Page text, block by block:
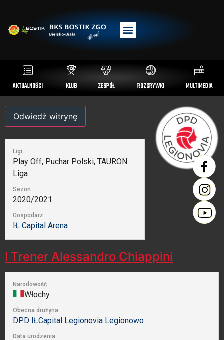
AKTUALNOŚCI KLUB ZESPÓŁ ROZGRYWKI MULTIMEDIA
Ligi
Play Off, Puchar Polski, TAURON
Liga
Sezon
2020/2021
Gospodarz
IŁ Capital Arena
I Trener Alessandro Chiappini
Narodowość
Włochy
Obecna drużyna
DPD IŁCapital Legionovia Legionowo
Data urodzenia